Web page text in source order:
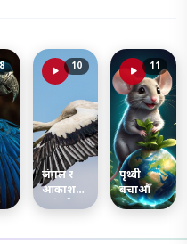
जंगल र
आकाशमा
बस्ने यी
प्रकृतिको
10
पृथ्वी
बचाऔँ
11